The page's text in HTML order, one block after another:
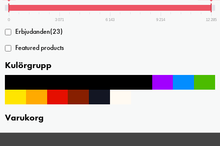
på
0 3 071 6 143 9 214 12 285
Erbjudanden(23)
Featured products
Kulörgrupp
Varukorg